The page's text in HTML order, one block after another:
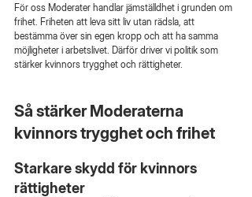
För oss Moderater handlar jämställdhet i grunden om
frihet. Friheten att leva sitt liv utan rädsla, att
bestämma över sin egen kropp och att ha samma
möjligheter i arbetslivet. Därför driver vi politik som
stärker kvinnors trygghet och rättigheter.
Så stärker Moderaterna
kvinnors trygghet och frihet
Starkare skydd för kvinnors
rättigheter